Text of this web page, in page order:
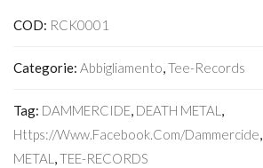
COD: RCK0001
Categorie: Abbigliamento,Tee-Records
Tag: DAMMERCIDE, DEATH METAL ,
Https://www.facebook.com/dammercide,
METAL ,TEE-RECORDS